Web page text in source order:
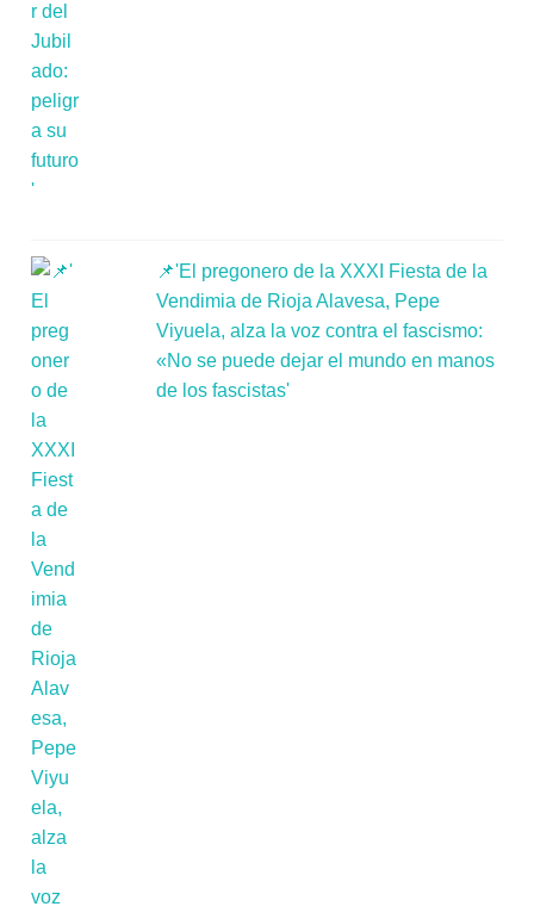
📌'El pregonero de la XXXI Fiesta de la
Vendimia de Rioja Alavesa, Pepe
Viyuela, alza la voz contra el fascismo:
«No se puede dejar el mundo en manos
de los fascistas'